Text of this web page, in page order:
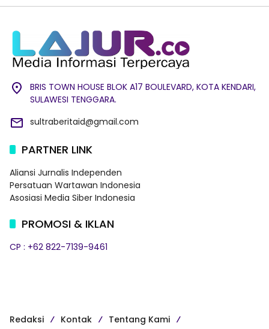
BRIS TOWN HOUSE BLOK A17 BOULEVARD, KOTA KENDARI,
SULAWESI TENGGARA.
sultraberitaid@gmail.com
PARTNER LINK
Aliansi Jurnalis Independen
Persatuan Wartawan Indonesia
Asosiasi Media Siber Indonesia
PROMOSI & IKLAN
CP : +62 822-7139-9461
Redaksi Kontak Tentang Kami